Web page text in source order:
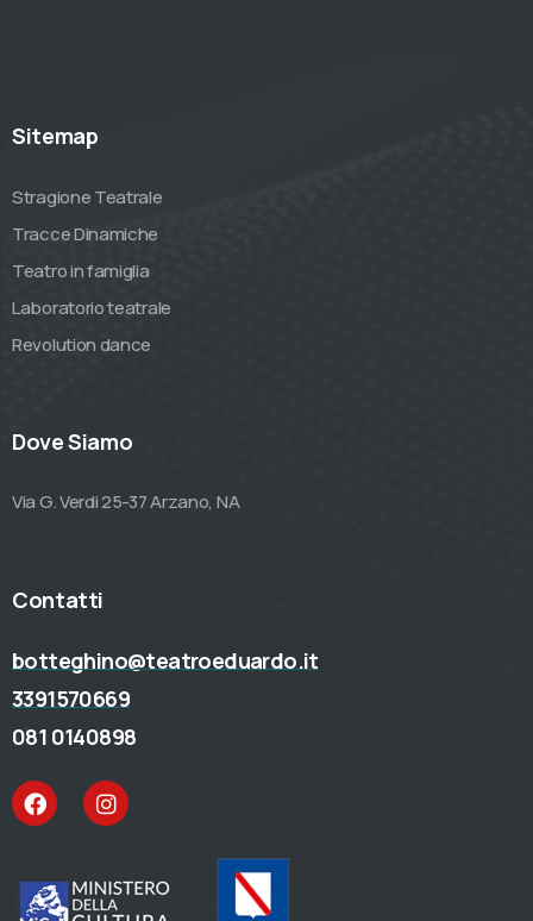
Sitemap
Stragione Teatrale
Tracce Dinamiche
Teatro in famiglia
Laboratorio teatrale
Revolution dance
Dove Siamo
Via G. Verdi 25-37 Arzano, NA
Contatti
botteghino@teatroeduardo.it
3391570669
081 0140898